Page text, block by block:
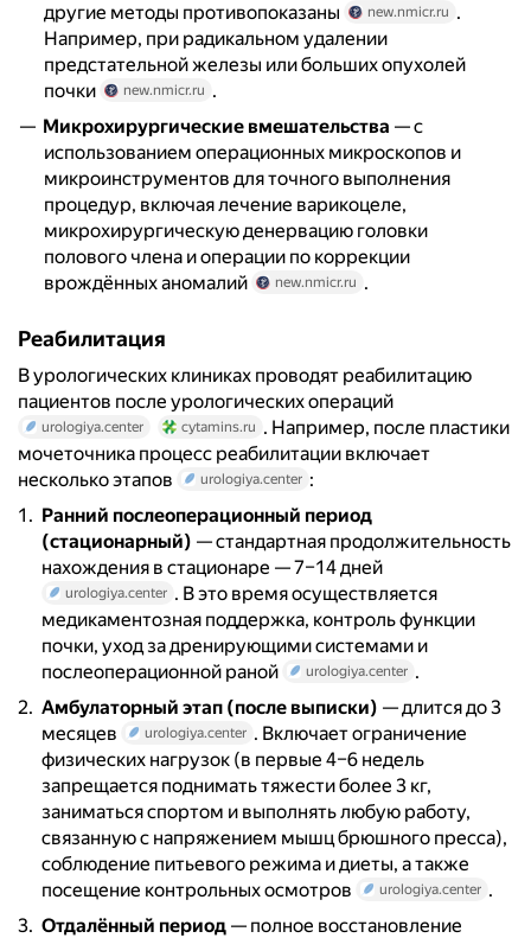
другие методы противопоказаны
new.nmicr.ru .
Например, при радикальном удалении
предстательной железы или больших опухолей
почки
new.nmicr.ru .
Микрохирургические вмешательства — с
использованием операционных микроскопов и
микроинструментов для точного выполнения
процедур, включая лечение варикоцеле,
микрохирургическую денервацию головки
полового члена и операции по коррекции
врождённых аномалий
new.nmicr.ru .
Реабилитация
В урологических клиниках проводят реабилитацию
пациентов после урологических операций
urologiya.center cytamins.ru . Например, после пластики
мочеточника процесс реабилитации включает
несколько этапов
urologiya.center :
Ранний послеоперационный период
(стационарный) — стандартная продолжительность
нахождения в стационаре — 7–14 дней
urologiya.center . В это время осуществляется
медикаментозная поддержка, контроль функции
почки, уход за дренирующими системами и
послеоперационной раной
urologiya.center .
Амбулаторный этап (после выписки) — длится до 3
месяцев
urologiya.center . Включает ограничение
физических нагрузок (в первые 4–6 недель
запрещается поднимать тяжести более 3 кг,
заниматься спортом и выполнять любую работу,
связанную с напряжением мышц брюшного пресса),
соблюдение питьевого режима и диеты, а также
посещение контрольных осмотров
urologiya.center .
Отдалённый период — полное восстановление